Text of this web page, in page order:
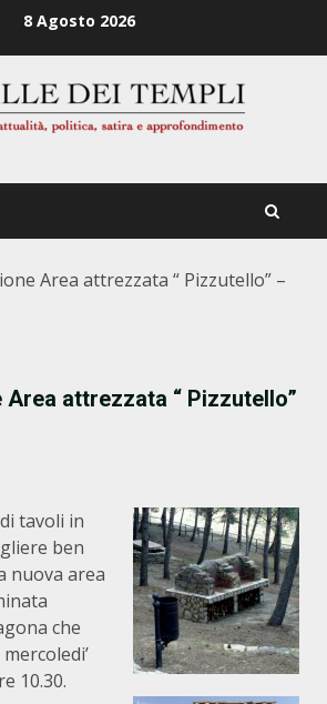
8 Agosto 2026
Area attrezzata “ Pizzutello” –
Area attrezzata “ Pizzutello”
tavoli in
ben
nuova area
che
10.30.